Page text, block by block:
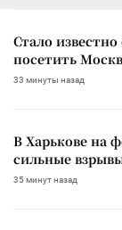
Стало
посетить
33 минуты назад
В Харькове на
сильные
35 минут назад